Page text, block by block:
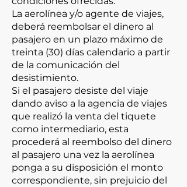
La aerolínea y/o agente de viajes,
deberá reembolsar el dinero al
pasajero en un plazo máximo de
treinta (30) días calendario a partir
de la comunicación del
desistimiento.
Si el pasajero desiste del viaje
dando aviso a la agencia de viajes
que realizó la venta del tiquete
como intermediario, esta
procederá al reembolso del dinero
al pasajero una vez la aerolínea
ponga a su disposición el monto
correspondiente, sin prejuicio del